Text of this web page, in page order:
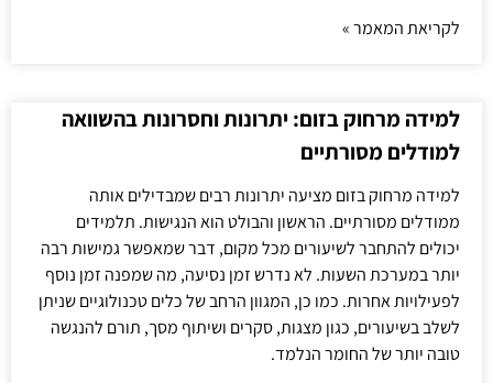
לקריאת המאמר »
למידה מרחוק בזום: יתרונות וחסרונות בהשוואה
למודלים מסורתיים
למידה מרחוק בזום מציעה יתרונות רבים שמבדילים אותה
ממודלים מסורתיים. הראשון והבולט הוא הנגישות. תלמידים
יכולים להתחבר לשיעורים מכל מקום, דבר שמאפשר גמישות רבה
יותר במערכת השעות. לא נדרש זמן נסיעה, מה שמפנה זמן נוסף
לפעילויות אחרות. כמו כן, המגוון הרחב של כלים טכנולוגיים שניתן
לשלב בשיעורים, כגון מצגות, סקרים ושיתוף מסך, תורם להנגשה
טובה יותר של החומר הנלמד.